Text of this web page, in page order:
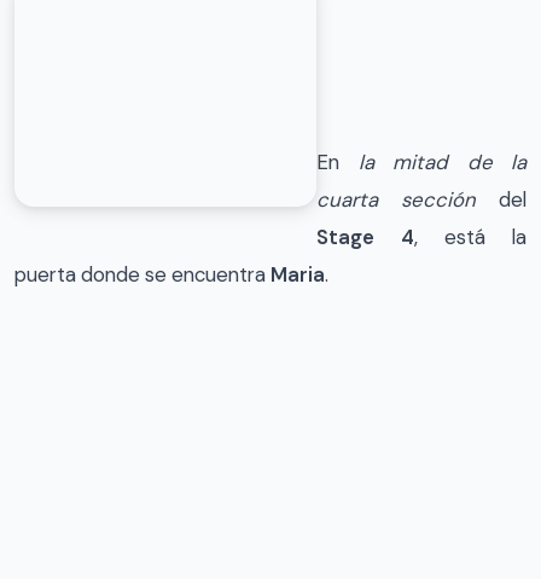
En la mitad de la
cuarta sección del
Stage 4, está la
puerta donde se encuentra Maria.